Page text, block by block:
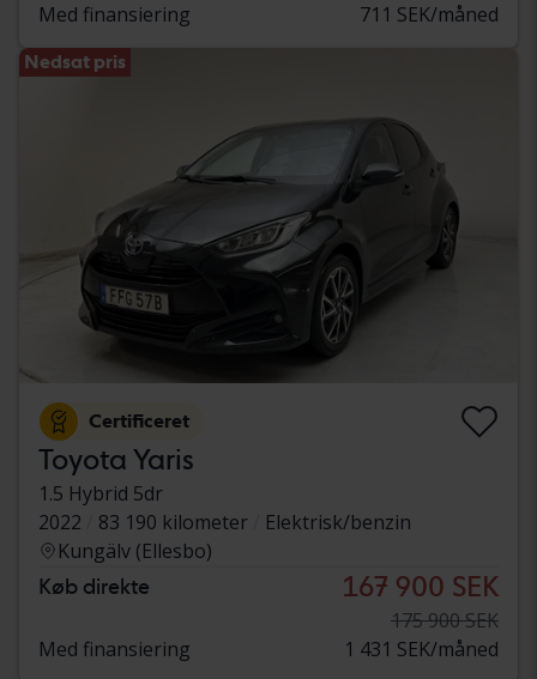
Med finansiering 711 SEK/måned
Nedsat pris
Certificeret
Toyota Yaris
1.5 Hybrid 5dr
2022
83 190 kilometer
Elektrisk/benzin
Kungälv (Ellesbo)
Køb direkte 167 900 SEK
175 900 SEK
Med finansiering
1 431 SEK/måned